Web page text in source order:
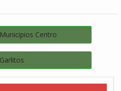
Centro